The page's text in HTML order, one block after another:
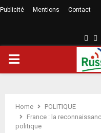
Publicité Mentions Contact
Home
POLITIQUE
France : la
politique